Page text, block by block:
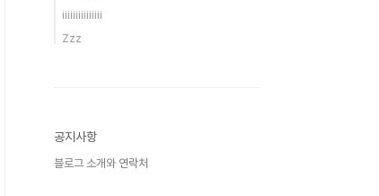
iiiiiiiiiiiiiii
Zzz
공지사항
블로그 소개와 연락처